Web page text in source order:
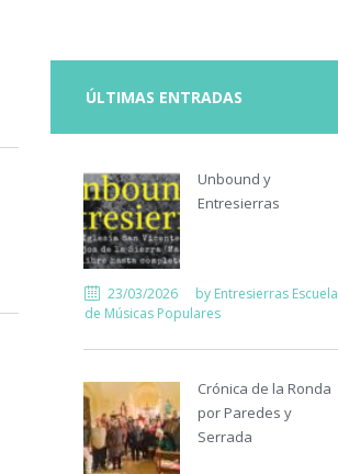
ÚLTIMAS ENTRADAS
Unbound y
Entresierras
23/03/2026 by Entresierras Escuela
de Músicas Populares
Crónica de la Ronda
por Paredes y
Serrada